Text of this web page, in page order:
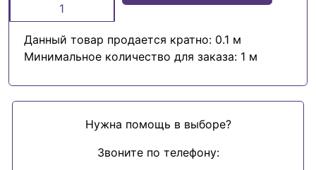
Данный товар продается кратно: 0.1 м
Минимальное количество для заказа: 1 м
Нужна помощь в выборе?
Звоните по телефону: